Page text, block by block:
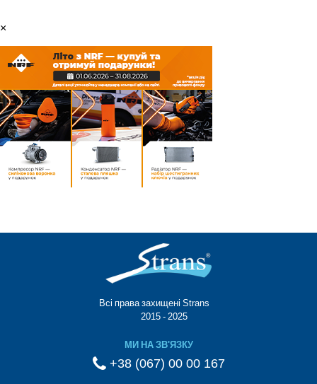
×
Всі права захищені Strans®
© 2015 - 2025
МИ НА ЗВ'ЯЗКУ
+38 (067) 00 00 167